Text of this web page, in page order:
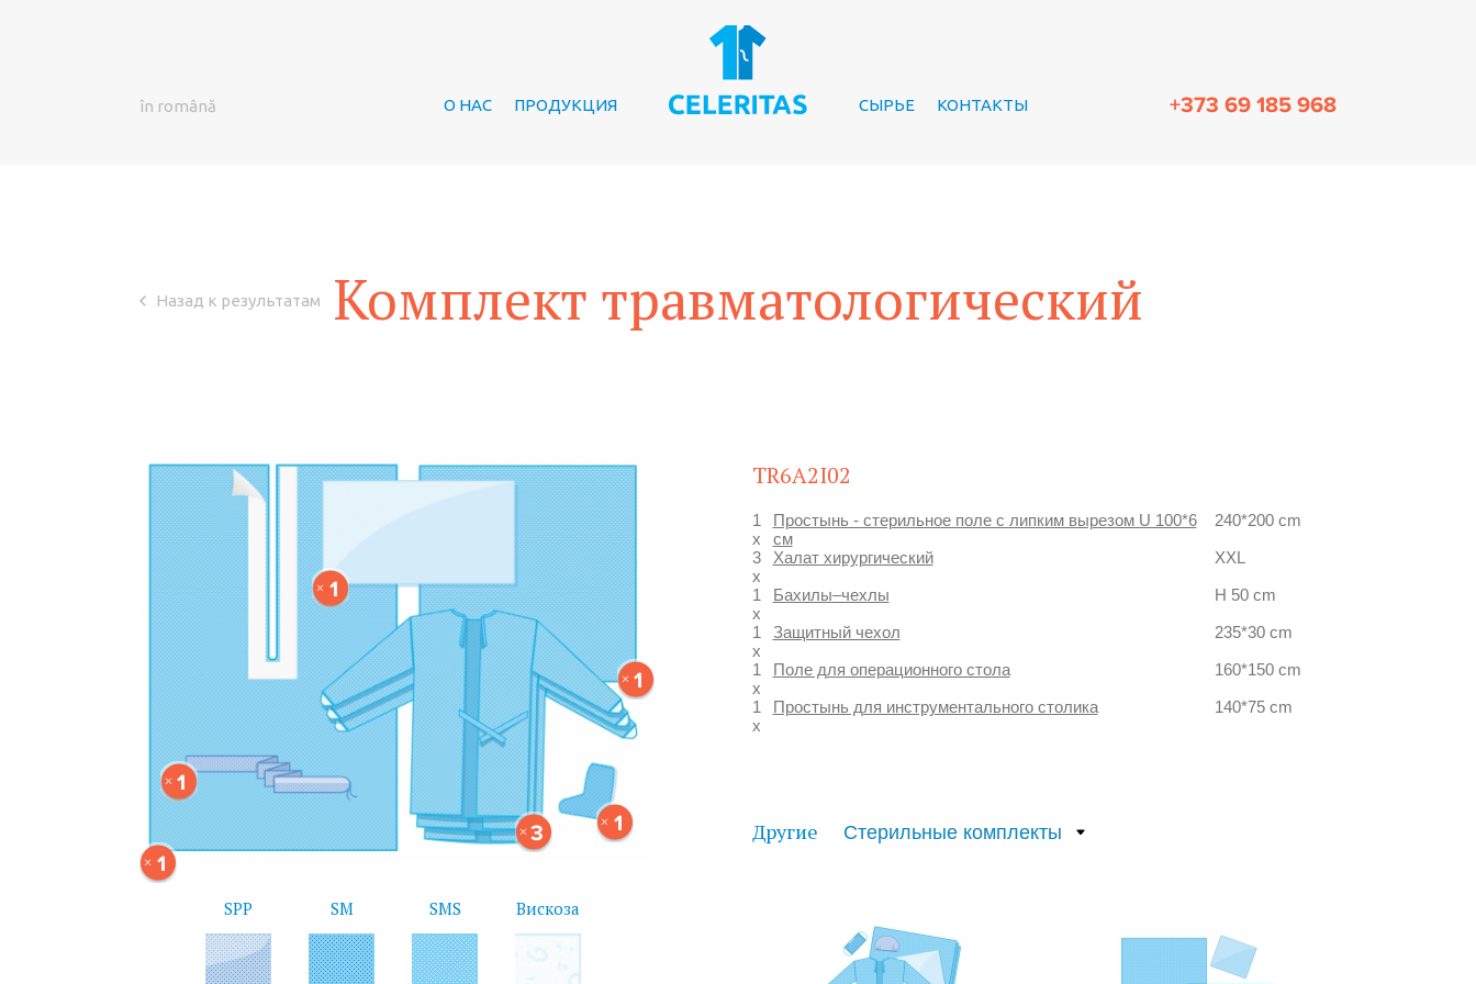
în română +373 69 185 968
О НАС ПРОДУКЦИЯ СЫРЬЕ КОНТАКТЫ
Назад к результатам Комплект травматологический
1
1
3
1
1
1
SPP SM SMS Вискоза
TR6A2I02
1
x
Простынь - стерильное поле с липким вырезом U 100*6
см
240*200 cm
3
x
Халат хирургический
XXL
1
x
Бахилы–чехлы
H 50 cm
1
x
Защитный чехол
235*30 cm
1
x
Поле для операционного стола
160*150 cm
1
x
Простынь для инструментального столика 140*75 cm
Другие